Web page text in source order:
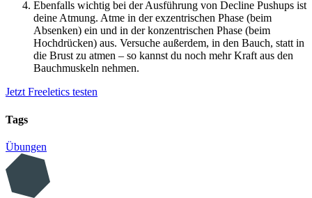
Ebenfalls wichtig bei der Ausführung von Decline Pushups ist
deine Atmung. Atme in der exzentrischen Phase (beim
Absenken) ein und in der konzentrischen Phase (beim
Hochdrücken) aus. Versuche außerdem, in den Bauch, statt in
die Brust zu atmen – so kannst du noch mehr Kraft aus den
Bauchmuskeln nehmen.
Jetzt Freeletics testen
Tags
Übungen